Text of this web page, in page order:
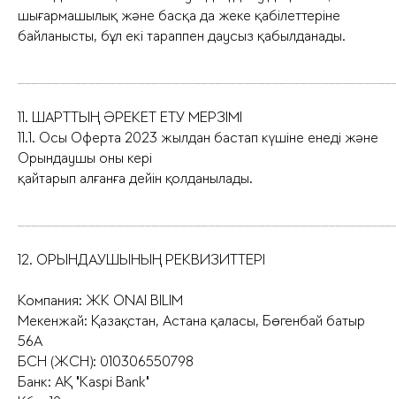
шығармашылық және басқа да жеке қабілеттеріне
байланысты, бұл екі тараппен даусыз қабылданады.
11. ШАРТТЫҢ ӘРЕКЕТ ЕТУ МЕРЗІМІ
11.1. Осы Оферта 2023 жылдан бастап күшіне енеді және
Орындаушы оны кері
қайтарып алғанға дейін қолданылады.
12. ОРЫНДАУШЫНЫҢ РЕКВИЗИТТЕРІ
Компания: ЖК ONAI BILIM
Мекенжай: Қазақстан, Астана қаласы, Бөгенбай батыр
56А
БСН (ЖСН): 010306550798
Банк: АҚ "Kaspi Bank"